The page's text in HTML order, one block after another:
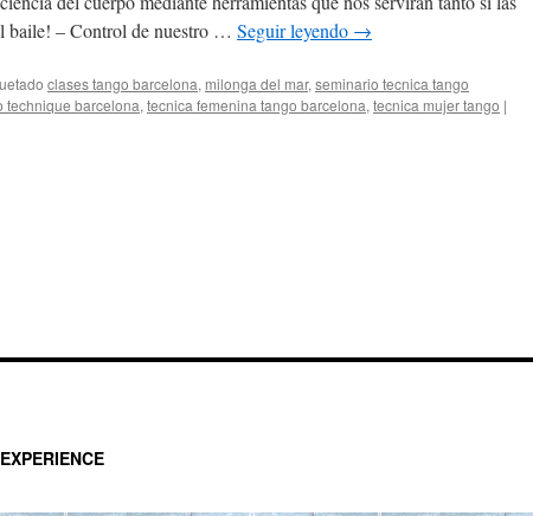
baile! – Control de nuestro … Seguir leyendo →
clases tango barcelona, milonga del mar, seminario tecnica tango
technique barcelona, tecnica femenina tango barcelona, tecnica mujer tango |